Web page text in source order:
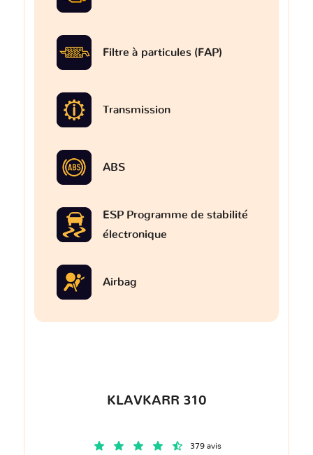
Filtre à particules (FAP)
Transmission
ABS
ESP Programme de stabilité
électronique
Airbag
KLAVKARR 310
379 avis